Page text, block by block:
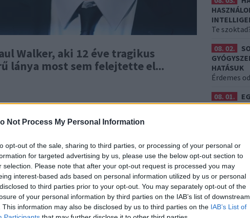
Not Process My Personal Information
opt-out of the sale, sharing to third parties, or processing of your personal or
for targeted advertising by us, please use the below opt-out section to
selection. Please note that after your opt-out request is processed you may
interest-based ads based on personal information utilized by us or personal
to third parties prior to your opt-out. You may separately opt-out of the
of your personal information by third parties on the IAB’s list of downstream
This information may also be disclosed by us to third parties on the IAB’s List of
Walker, aki 12 éve tragikus
lánya most sem felejtette el...
egy tragikus autóbalesetben Santa Claritában,
Walker ült, nagy sebességgel egy oszlopnak
és az autó instabilitása volt.Walker és barátja,
volna be, hihetetlen, hogy még mindig milyen
Te
08. 02.
HATÁSUK
Érdemes
08. 01.
A